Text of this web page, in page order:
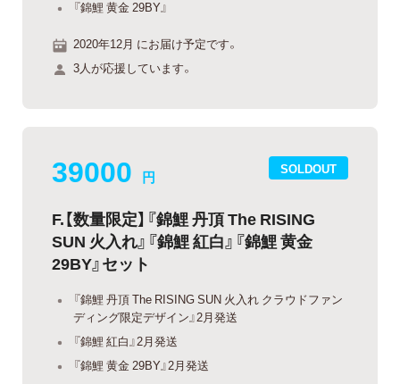
『錦鯉 黄金 29BY』
2020年12月 にお届け予定です。
3人が応援しています。
SOLDOUT
39000 円
F.【数量限定】『錦鯉 丹頂 The RISING
SUN 火入れ』『錦鯉 紅白』『錦鯉 黄金
29BY』セット
『錦鯉 丹頂 The RISING SUN 火入れ クラウドファン
ディング限定デザイン』2月発送
『錦鯉 紅白』2月発送
『錦鯉 黄金 29BY』2月発送